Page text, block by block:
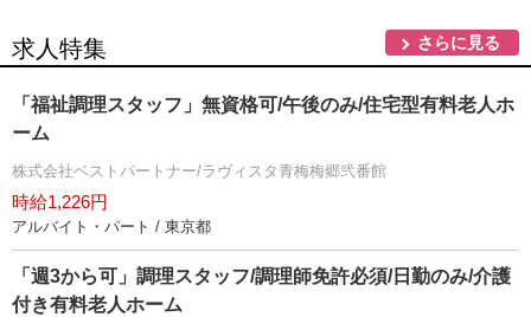
求人特集 さらに見る
「福祉調理スタッフ」無資格可/午後のみ/住宅型有料老人ホ
ーム
株式会社ベストパートナー/ラヴィスタ青梅梅郷弐番館
時給1,226円
アルバイト・パート / 東京都
「週3から可」調理スタッフ/調理師免許必須/日勤のみ/介護
付き有料老人ホーム